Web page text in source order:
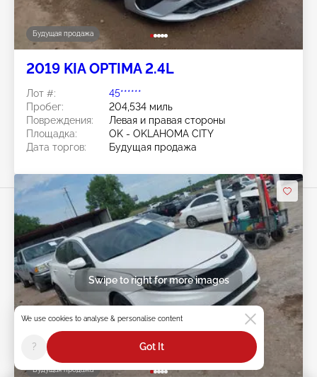
Будущая продажа
2019 KIA OPTIMA 2.4L
Лот #:
45******
Пробег:
204,534 миль
Повреждения:
Левая и правая стороны
Площадка:
OK - OKLAHOMA CITY
Дата торгов:
Будущая продажа
Будущая продажа
Swipe to right for more images
We use cookies to analyse & personalise content
? Got It